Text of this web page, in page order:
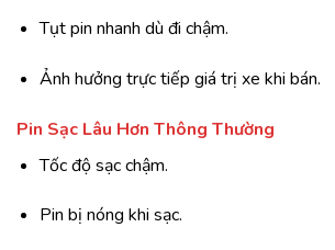
Tụt pin nhanh dù đi chậm.
Ảnh hưởng trực tiếp giá trị xe khi bán.
Pin Sạc Lâu Hơn Thông Thường
Tốc độ sạc chậm.
Pin bị nóng khi sạc.